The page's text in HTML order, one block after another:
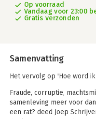
Op voorraad
Vandaag voor 23:00
Gratis verzonden
Samenvatting
Het vervolg op 'Hoe word
Fraude, corruptie,
samenleving meer voor
een rat? deed Joep